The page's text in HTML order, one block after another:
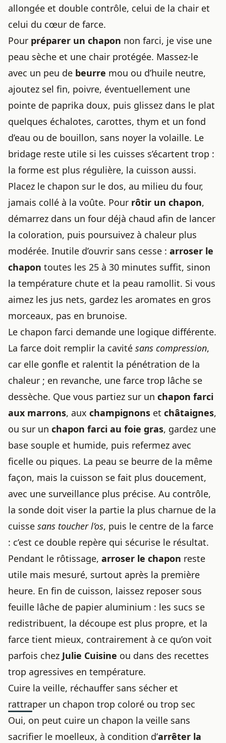
allongée et double contrôle, celui de la chair et
celui du cœur de farce.
Pour préparer un chapon non farci, je vise une
peau sèche et une chair protégée. Massez-le
avec un peu de beurre mou ou d’huile neutre,
ajoutez sel fin, poivre, éventuellement une
pointe de paprika doux, puis glissez dans le plat
quelques échalotes, carottes, thym et un fond
d’eau ou de bouillon, sans noyer la volaille. Le
bridage reste utile si les cuisses s’écartent trop :
la forme est plus régulière, la cuisson aussi.
Placez le chapon sur le dos, au milieu du four,
jamais collé à la voûte. Pour rôtir un chapon,
démarrez dans un four déjà chaud afin de lancer
la coloration, puis poursuivez à chaleur plus
modérée. Inutile d’ouvrir sans cesse : arroser le
chapon toutes les 25 à 30 minutes suffit, sinon
la température chute et la peau ramollit. Si vous
aimez les jus nets, gardez les aromates en gros
morceaux, pas en brunoise.
Le chapon farci demande une logique différente.
La farce doit remplir la cavité sans compression,
car elle gonfle et ralentit la pénétration de la
chaleur ; en revanche, une farce trop lâche se
dessèche. Que vous partiez sur un chapon farci
aux marrons, aux champignons et châtaignes,
ou sur un chapon farci au foie gras, gardez une
base souple et humide, puis refermez avec
ficelle ou piques. La peau se beurre de la même
façon, mais la cuisson se fait plus doucement,
avec une surveillance plus précise. Au contrôle,
la sonde doit viser la partie la plus charnue de la
cuisse sans toucher l’os, puis le centre de la farce
: c’est ce double repère qui sécurise le résultat.
Pendant le rôtissage, arroser le chapon reste
utile mais mesuré, surtout après la première
heure. En fin de cuisson, laissez reposer sous
feuille lâche de papier aluminium : les sucs se
redistribuent, la découpe est plus propre, et la
farce tient mieux, contrairement à ce qu’on voit
parfois chez Julie Cuisine ou dans des recettes
trop agressives en température.
Cuire la veille, réchauffer sans sécher et
rattraper un chapon trop coloré ou trop sec
Oui, on peut cuire un chapon la veille sans
sacrifier le moelleux, à condition d’arrêter la